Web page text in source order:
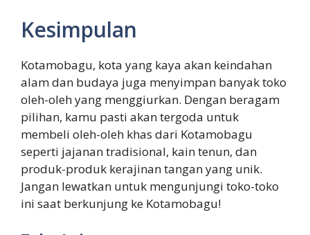
Kesimpulan
Kotamobagu, kota yang kaya akan keindahan
alam dan budaya juga menyimpan banyak toko
oleh-oleh yang menggiurkan. Dengan beragam
pilihan, kamu pasti akan tergoda untuk
membeli oleh-oleh khas dari Kotamobagu
seperti jajanan tradisional, kain tenun, dan
produk-produk kerajinan tangan yang unik.
Jangan lewatkan untuk mengunjungi toko-toko
ini saat berkunjung ke Kotamobagu!